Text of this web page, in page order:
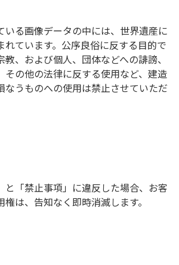
いる画像データの中には、世界遺産に
れています。公序良俗に反する目的で
、および個人、団体などへの誹謗、
その他の法律に反する使用など、建造
なうものへの使用は禁止させていただ
と「禁止事項」に違反した場合、お客
は、告知なく即時消滅します。